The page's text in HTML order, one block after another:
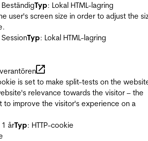
BeständigTyp: Lokal HTML-lagring
user's screen size in order to adjust the
SessionTyp: Lokal HTML-lagring
is set to make split-tests on the
relevance towards the visitor – the
to improve the visitor's experience on a
1 årTyp: HTTP-cookie